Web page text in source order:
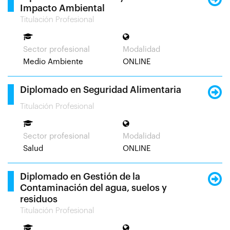
Impacto Ambiental
Titulación Profesional
Sector profesional
Medio Ambiente
Modalidad
ONLINE
Diplomado en Seguridad Alimentaria
Titulación Profesional
Sector profesional
Salud
Modalidad
ONLINE
Diplomado en Gestión de la
Contaminación del agua, suelos y
residuos
Titulación Profesional